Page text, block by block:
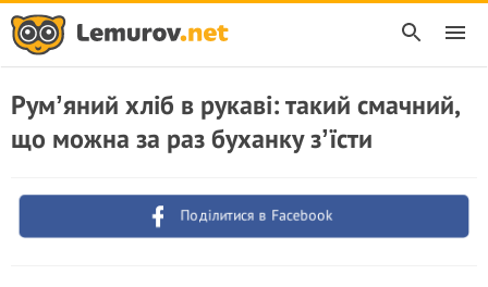
Румʼяний хліб в рукаві: такий смачний,
що можна за раз буханку зʼїсти
Поділитися в Facebook